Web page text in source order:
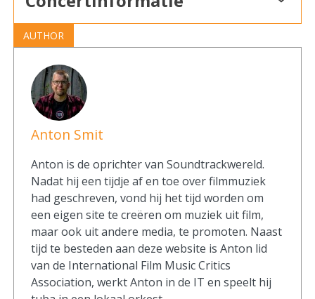
AUTHOR
Anton Smit
Anton is de oprichter van Soundtrackwereld.
Nadat hij een tijdje af en toe over filmmuziek
had geschreven, vond hij het tijd worden om
een eigen site te creëren om muziek uit film,
maar ook uit andere media, te promoten. Naast
tijd te besteden aan deze website is Anton lid
van de International Film Music Critics
Association, werkt Anton in de IT en speelt hij